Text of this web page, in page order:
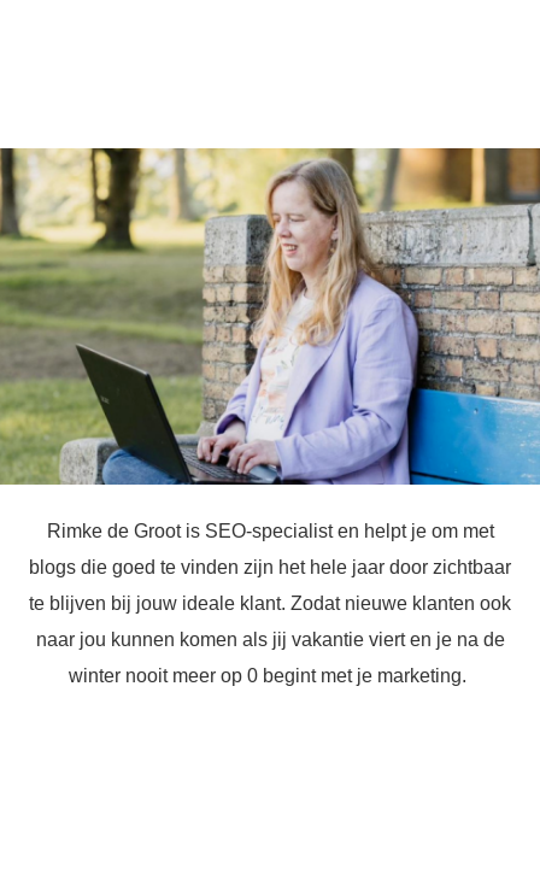
Rimke de Groot is SEO-specialist en helpt je om met
blogs die goed te vinden zijn het hele jaar door zichtbaar
te blijven bij jouw ideale klant. Zodat nieuwe klanten ook
naar jou kunnen komen als jij vakantie viert en je na de
winter nooit meer op 0 begint met je marketing.